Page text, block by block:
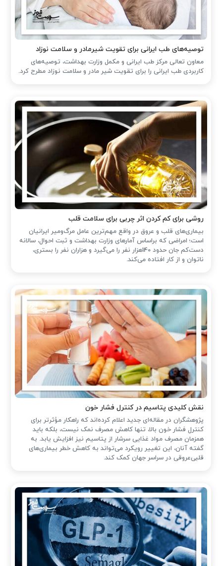
توصیه‌های طب ایرانی برای تقویت شیرمادر و سلامت نوزاد
معاون تعالی مرکز طب ایرانی و مکمل وزارت بهداشت، توصیه‌های
کاربردی طب ایرانی را برای تقویت شیر مادر و سلامت نوزاد مطرح کرد.
روشی برای کم کردن اثر چربی برای سلامت قلب
بیماری‌های قلب و عروق در واقع مهم‌ترین عامل مرگ‌ومیر ایرانیان
است؛ امراضی که براساس آمارهای وزارت بهداشت و ثبت احوال، سالانه
دست‌کم جان حدود 140هزار نفر را می‌گیرد و هزاران نفر را بستری،
ناتوان و از کار افتاده می‌کند.
نقش کلیدی پتاسیم در کنترل فشار خون
پژوهشگران در مقاله‌ای جدید اعلام کرده‌اند که راهکار مؤثرتر برای
کنترل فشار خون بالا، تنها کاهش مصرف نمک نیست، بلکه باید
همزمان مصرف مواد غذایی سرشار از پتاسیم نیز افزایش یابد. به
گفته آنان، این تغییر رویکرد می‌تواند به کاهش خطر بیماری‌های
قلبی‌عروقی در سراسر جهان کمک کند.